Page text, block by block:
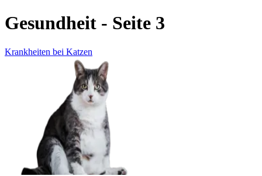
Gesundheit - Seite 3
Krankheiten bei Katzen